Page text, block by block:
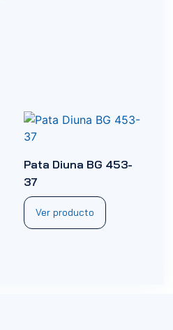
Pata Diuna BG 453-
37
Ver producto